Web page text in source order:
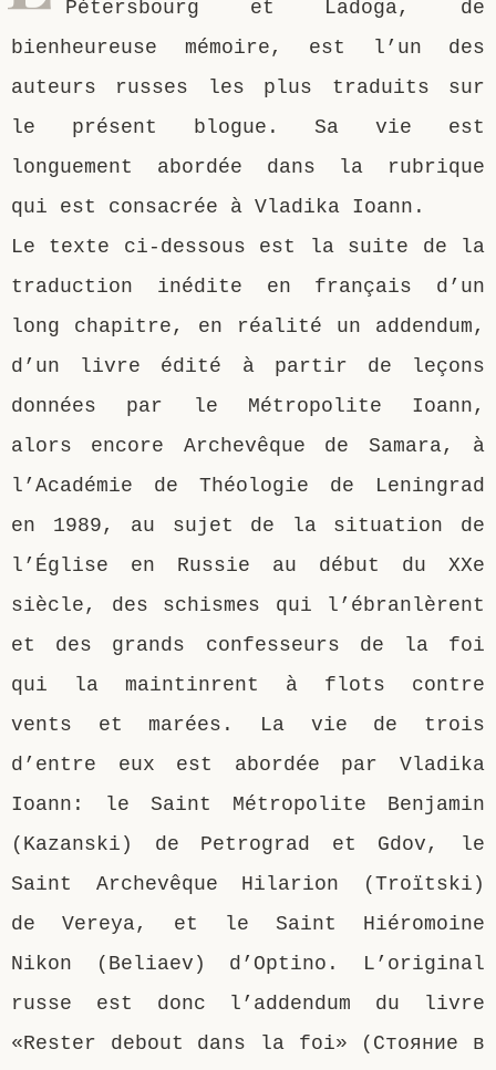
Pétersbourg et Ladoga, de
bienheureuse mémoire, est l’un des
auteurs russes les plus traduits sur
le présent blogue. Sa vie est
longuement abordée dans la rubrique
qui est consacrée à Vladika Ioann.
Le texte ci-dessous est la suite de la
traduction inédite en français d’un
long chapitre, en réalité un addendum,
d’un livre édité à partir de leçons
données par le Métropolite Ioann,
alors encore Archevêque de Samara, à
l’Académie de Théologie de Leningrad
en 1989, au sujet de la situation de
l’Église en Russie au début du XXe
siècle, des schismes qui l’ébranlèrent
et des grands confesseurs de la foi
qui la maintinrent à flots contre
vents et marées. La vie de trois
d’entre eux est abordée par Vladika
Ioann: le Saint Métropolite Benjamin
(Kazanski) de Petrograd et Gdov, le
Saint Archevêque Hilarion (Troïtski)
de Vereya, et le Saint Hiéromoine
Nikon (Beliaev) d’Optino. L’original
russe est donc l’addendum du livre
«Rester debout dans la foi» (Стояние в